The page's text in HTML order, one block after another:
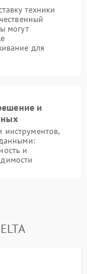
техники
могут
для
и
и